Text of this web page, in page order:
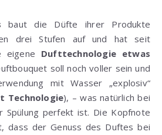
baut die Düfte ihrer Produkte
drei Stufen auf und hat seit
eigene Dufttechnologie etwas
soll noch voller sein und
mit Wasser „explosiv“
Technologie), – was natürlich bei
Spülung perfekt ist. Die Kopfnote
dass der Genuss des Duftes bei